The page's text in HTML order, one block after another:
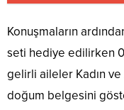
Konuşmaların
seti hediye edilirken
gelirli aileler Kadın ve
doğum belgesini